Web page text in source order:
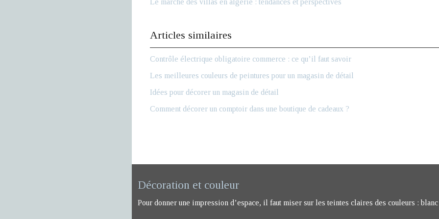
Le marché des villas en algérie : tendances et perspectives
Articles similaires
Contrôle électrique obligatoire commerce : ce qu’il faut savoir
Les meilleures couleurs de peintures pour un magasin de détail
Idées pour décorer un magasin de détail
Comment décorer un comptoir dans une boutique de cadeaux ?
Décoration et couleur
Pour donner une impression d’espace, il faut miser sur les teintes claires des couleurs :